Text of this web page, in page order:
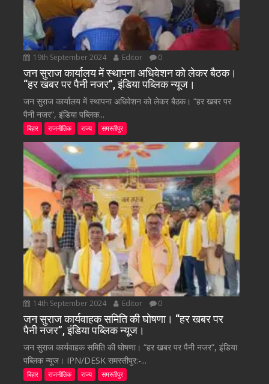
19th September 2024 Editor 0
जन सुराज कार्यालय में स्थापना अधिवेशन को लेकर बैठक।
“हर खबर पर पैनी नजर”, इंडिया पब्लिक न्यूज।
जन सुराज कार्यालय में स्थापना अधिवेशन को लेकर बैठक। “हर खबर पर
पैनी नजर”, इंडिया पब्लिक...
बिहार राजनीतिक राज्य समस्तीपुर
14th September 2024 Editor 0
जन सुराज कार्यवाहक समिति की घोषणा। “हर खबर पर
पैनी नजर”, इंडिया पब्लिक न्यूज।
जन सुराज कार्यवाहक समिति की घोषणा। “हर खबर पर पैनी नजर”, इंडिया
पब्लिक न्यूज। IPN/DESK समस्तीपुर:-...
बिहार राजनीतिक राज्य समस्तीपुर